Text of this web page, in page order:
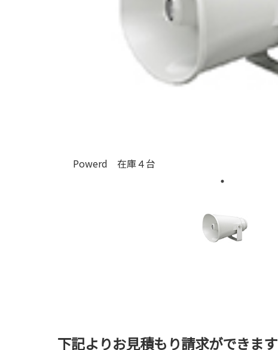
Powerd 在庫４台
下記よりお見積もり請求ができます